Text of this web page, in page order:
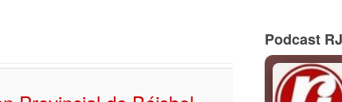
Podcast RJ